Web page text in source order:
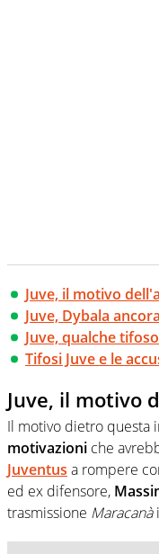
Juve, il motivo
Juve, Dybala
Juve, qualche
Tifosi Juve e le
Juve, il motivo
Il motivo dietro questa
motivazioni che
Juventus a rompere
ed ex difensore,
trasmissione Maracanà